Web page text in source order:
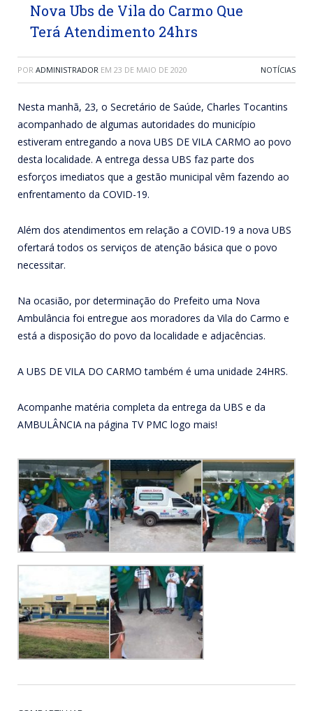
Nova Ubs de Vila do Carmo Que
Terá Atendimento 24hrs
POR ADMINISTRADOR EM 23 DE MAIO DE 2020 NOTÍCIAS
Nesta manhã, 23, o Secretário de Saúde, Charles Tocantins
acompanhado de algumas autoridades do município
estiveram entregando a nova UBS DE VILA CARMO ao povo
desta localidade. A entrega dessa UBS faz parte dos
esforços imediatos que a gestão municipal vêm fazendo ao
enfrentamento da COVID-19.
Além dos atendimentos em relação a COVID-19 a nova UBS
ofertará todos os serviços de atenção básica que o povo
necessitar.
Na ocasião, por determinação do Prefeito uma Nova
Ambulância foi entregue aos moradores da Vila do Carmo e
está a disposição do povo da localidade e adjacências.
A UBS DE VILA DO CARMO também é uma unidade 24HRS.
Acompanhe matéria completa da entrega da UBS e da
AMBULÂNCIA na página TV PMC logo mais!